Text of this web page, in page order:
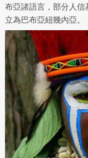
布亞諸語言，部分人
立為巴布亞紐幾內亞。